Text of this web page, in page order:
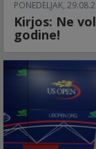
PONEDELJAK,
Kirjos: Ne
godine!